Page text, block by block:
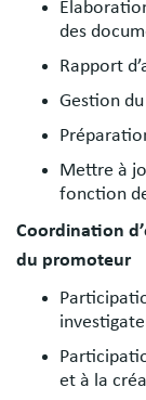
des
Rapport
Gestion
Mettre à
fonction
Coordination
du promoteur
et à la